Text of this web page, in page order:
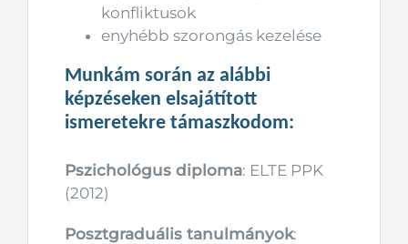
konfliktusok
enyhébb szorongás kezelése
Munkám során az alábbi
képzéseken elsajátított
ismeretekre támaszkodom:
Pszichológus diploma: ELTE PPK
(2012)
Posztgraduális tanulmányok: